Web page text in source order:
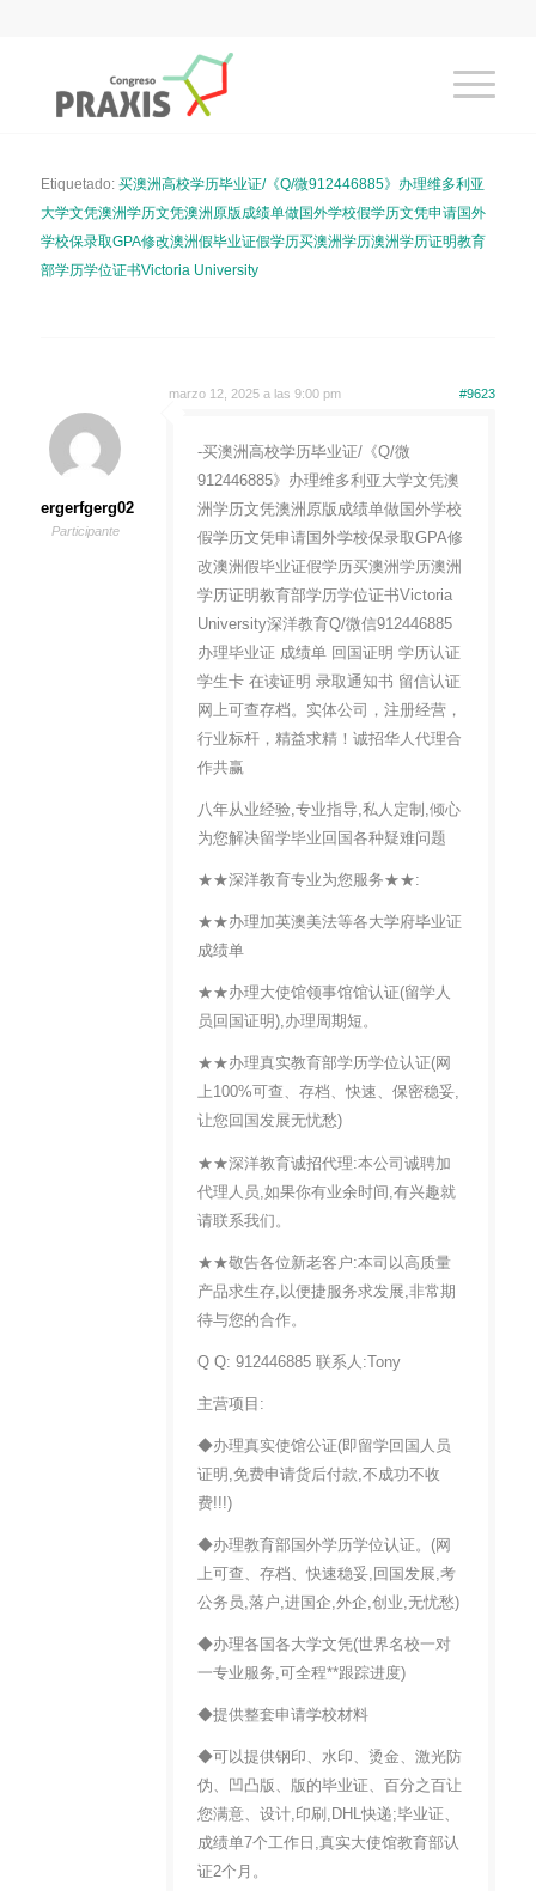
Etiquetado: 买澳洲高校学历毕业证/《Q/微912446885》办理维多利亚
大学文凭澳洲学历文凭澳洲原版成绩单做国外学校假学历文凭申请国外
学校保录取GPA修改澳洲假毕业证假学历买澳洲学历澳洲学历证明教育
部学历学位证书Victoria University
marzo 12, 2025 a las 9:00 pm #9623
ergerfgerg02
Participante
-买澳洲高校学历毕业证/《Q/微
912446885》办理维多利亚大学文凭澳
洲学历文凭澳洲原版成绩单做国外学校
假学历文凭申请国外学校保录取GPA修
改澳洲假毕业证假学历买澳洲学历澳洲
学历证明教育部学历学位证书Victoria
University深洋教育Q/微信912446885
办理毕业证 成绩单 回国证明 学历认证
学生卡 在读证明 录取通知书 留信认证
网上可查存档。实体公司，注册经营，
行业标杆，精益求精！诚招华人代理合
作共赢
八年从业经验,专业指导,私人定制,倾心
为您解决留学毕业回国各种疑难问题
★★深洋教育专业为您服务★★:
★★办理加英澳美法等各大学府毕业证
成绩单
★★办理大使馆领事馆馆认证(留学人
员回国证明),办理周期短。
★★办理真实教育部学历学位认证(网
上100%可查、存档、快速、保密稳妥,
让您回国发展无忧愁)
★★深洋教育诚招代理:本公司诚聘加
代理人员,如果你有业余时间,有兴趣就
请联系我们。
★★敬告各位新老客户:本司以高质量
产品求生存,以便捷服务求发展,非常期
待与您的合作。
Q Q: 912446885 联系人:Tony
主营项目:
◆办理真实使馆公证(即留学回国人员
证明,免费申请货后付款,不成功不收
费!!!)
◆办理教育部国外学历学位认证。(网
上可查、存档、快速稳妥,回国发展,考
公务员,落户,进国企,外企,创业,无忧愁)
◆办理各国各大学文凭(世界名校一对
一专业服务,可全程**跟踪进度)
◆提供整套申请学校材料
◆可以提供钢印、水印、烫金、激光防
伪、凹凸版、版的毕业证、百分之百让
您满意、设计,印刷,DHL快递;毕业证、
成绩单7个工作日,真实大使馆教育部认
证2个月。